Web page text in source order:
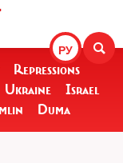
РУ
Repressions
Ukraine
Israel
Duma